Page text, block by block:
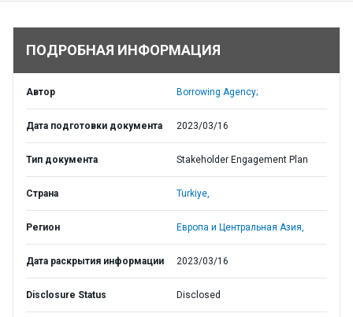
ПОДРОБНАЯ ИНФОРМАЦИЯ
Автор Borrowing Agency;
Дата подготовки документа 2023/03/16
Тип документа Stakeholder Engagement Plan
Страна Turkiye,
Регион Европа и Центральная Азия,
Дата раскрытия информации 2023/03/16
Disclosure Status Disclosed